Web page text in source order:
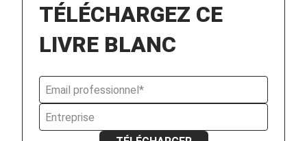
TÉLÉCHARGEZ CE
LIVRE BLANC